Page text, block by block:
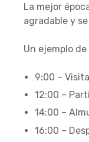
La mejor
agradable y
Un ejemplo
9:00 –
12:00 –
14:00 –
16:00 –